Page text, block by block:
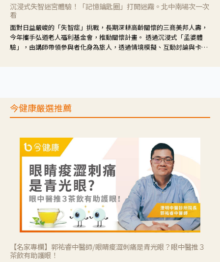
沉浸式失智迷宮體驗！「記憶鑰匙圈」打開迷霧。北中南場次一次
看
面對日益嚴峻的「失智症」挑戰，長期深耕高齡關懷的三商美邦人壽，
今年攜手弘道老人福利基金會，推動關懷計畫。 透過沉浸式「孟婆體
驗」，由講師帶領參與者化身為旅人，透過情境模擬、互動討論與卡牌
今健康嚴選推薦
【名家專欄】郭祐睿中醫師/眼睛痠澀刺痛是青光眼？眼中醫推３
茶飲有助護眼！